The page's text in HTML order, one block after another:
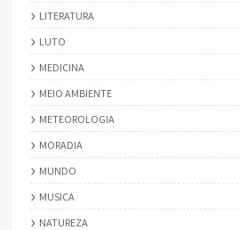
LITERATURA
LUTO
MEDICINA
MEIO AMBIENTE
METEOROLOGIA
MORADIA
MUNDO
MUSICA
NATUREZA